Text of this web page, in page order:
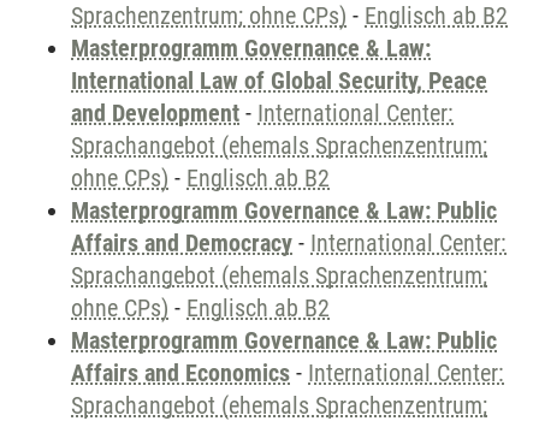
Sprachenzentrum; ohne CPs) - Englisch ab B2
Masterprogramm Governance & Law:
International Law of Global Security, Peace
and Development - International Center:
Sprachangebot (ehemals Sprachenzentrum;
ohne CPs) - Englisch ab B2
Masterprogramm Governance & Law: Public
Affairs and Democracy - International Center:
Sprachangebot (ehemals Sprachenzentrum;
ohne CPs) - Englisch ab B2
Masterprogramm Governance & Law: Public
Affairs and Economics - International Center:
Sprachangebot (ehemals Sprachenzentrum;